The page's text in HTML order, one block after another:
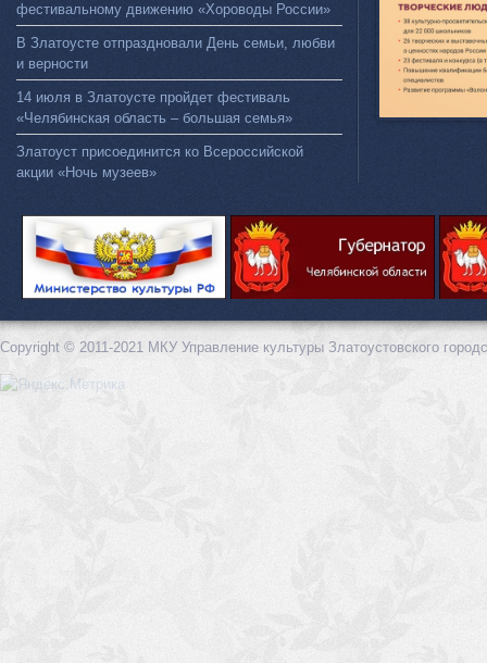
фестивальному движению «Хороводы России»
В Златоусте отпраздновали День семьи, любви
и верности
14 июля в Златоусте пройдет фестиваль
«Челябинская область – большая семья»
Златоуст присоединится ко Всероссийской
акции «Ночь музеев»
Copyright © 2011-2021 МКУ Управление культуры Златоустовского